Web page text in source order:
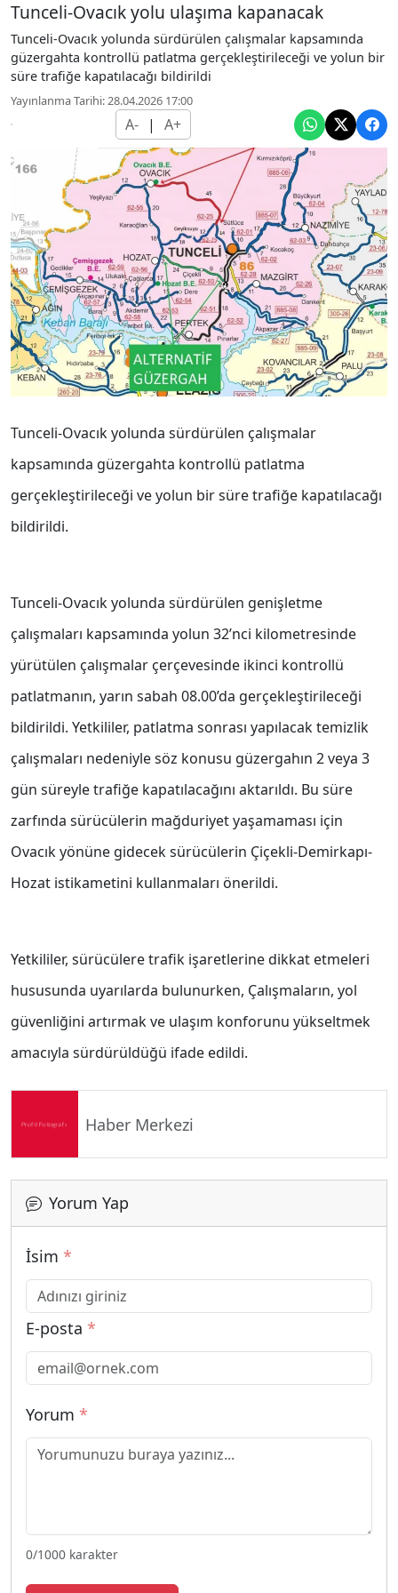
Tunceli-Ovacık yolu ulaşıma kapanacak
Tunceli-Ovacık yolunda sürdürülen çalışmalar kapsamında
güzergahta kontrollü patlatma gerçekleştirileceği ve yolun bir
süre trafiğe kapatılacağı bildirildi
Yayınlanma Tarihi: 28.04.2026 17:00
A- | A+
Tunceli-Ovacık yolunda sürdürülen çalışmalar
kapsamında güzergahta kontrollü patlatma
gerçekleştirileceği ve yolun bir süre trafiğe kapatılacağı
bildirildi.
Tunceli-Ovacık yolunda sürdürülen genişletme
çalışmaları kapsamında yolun 32’nci kilometresinde
yürütülen çalışmalar çerçevesinde ikinci kontrollü
patlatmanın, yarın sabah 08.00’da gerçekleştirileceği
bildirildi. Yetkililer, patlatma sonrası yapılacak temizlik
çalışmaları nedeniyle söz konusu güzergahın 2 veya 3
gün süreyle trafiğe kapatılacağını aktarıldı. Bu süre
zarfında sürücülerin mağduriyet yaşamaması için
Ovacık yönüne gidecek sürücülerin Çiçekli-Demirkapı-
Hozat istikametini kullanmaları önerildi.
Yetkililer, sürücülere trafik işaretlerine dikkat etmeleri
hususunda uyarılarda bulunurken, Çalışmaların, yol
güvenliğini artırmak ve ulaşım konforunu yükseltmek
amacıyla sürdürüldüğü ifade edildi.
Haber Merkezi
Yorum Yap
İsim *
E-posta *
Yorum *
0/1000 karakter